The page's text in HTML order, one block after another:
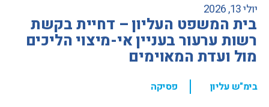
יולי 13, 2026
בית המשפט העליון – דחיית בקשת
רשות ערעור בעניין אי-מיצוי הליכים
מול ועדת המאוימים
בימ"ש עליון , פסיקה